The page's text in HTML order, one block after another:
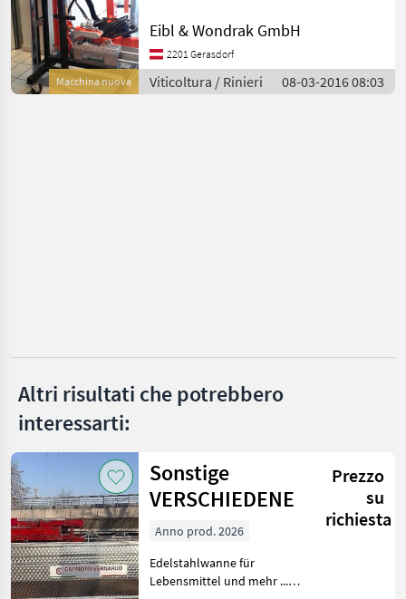
Ero
Binger
Macchina nuova
hydraulischer Höhen-,
Seiten-,
Neigungsverstellung, mit
Anbaurahmen für
Eibl & Wondrak GmbH
2201 Gerasdorf
Viticoltura / Rinieri 08-03-2016 08:03
Altri risultati che potrebbero
interessarti:
Sonstige
VERSCHIEDENE
Prezzo
su
richiesta
Anno prod. 2026
Edelstahlwanne für
Lebensmittel und mehr ...